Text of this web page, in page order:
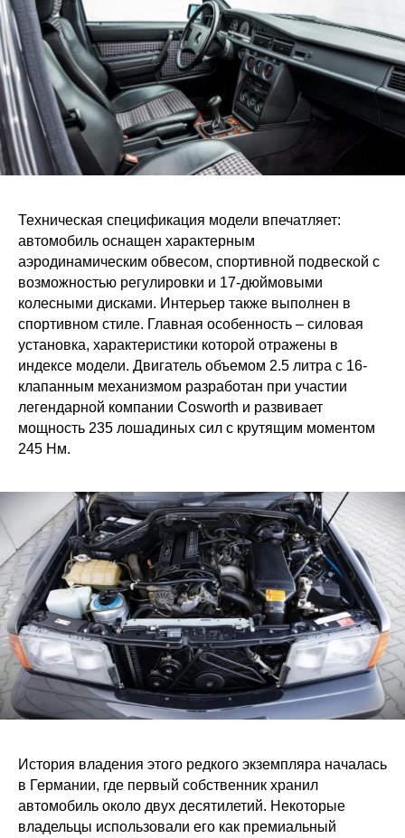
Техническая спецификация модели впечатляет:
автомобиль оснащен характерным
аэродинамическим обвесом, спортивной подвеской с
возможностью регулировки и 17-дюймовыми
колесными дисками. Интерьер также выполнен в
спортивном стиле. Главная особенность – силовая
установка, характеристики которой отражены в
индексе модели. Двигатель объемом 2.5 литра с 16-
клапанным механизмом разработан при участии
легендарной компании Cosworth и развивает
мощность 235 лошадиных сил с крутящим моментом
245 Нм.
История владения этого редкого экземпляра началась
в Германии, где первый собственник хранил
автомобиль около двух десятилетий. Некоторые
владельцы использовали его как премиальный